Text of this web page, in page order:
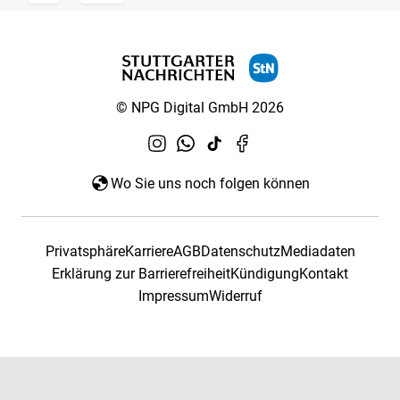
© NPG Digital GmbH 2026
Wo Sie uns noch folgen können
PrivatsphäreKarriereAGBDatenschutzMediadaten
Erklärung zur BarrierefreiheitKündigungKontakt
ImpressumWiderruf